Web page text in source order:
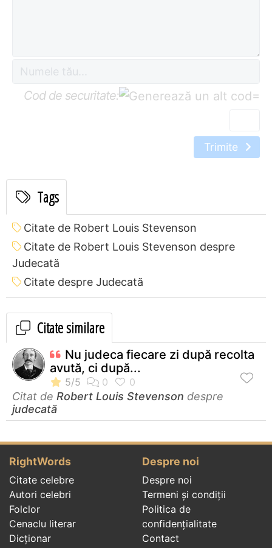
Cod de securitate: =
Trimite
Tags
Citate de Robert Louis Stevenson
Citate de Robert Louis Stevenson despre
Judecată
Citate despre Judecată
Citate similare
Nu judeca fiecare zi după recolta
avută, ci după...
Citat de Robert Louis Stevenson despre
judecată
RightWords
Citate celebre
Autori celebri
Folclor
Cenaclu literar
Dicționar
Despre noi
Despre noi
Termeni și condiții
Politica de
confidenţialitate
Contact